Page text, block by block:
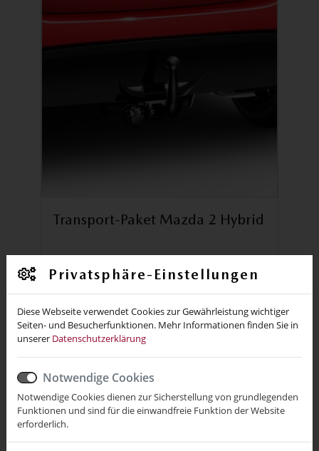
Privatsphäre-Einstellungen
Diese Webseite verwendet Cookies zur Gewährleistung wichtiger
Seiten- und Besucherfunktionen. Mehr Informationen finden Sie in
unserer Datenschutzerklärung
Notwendige Cookies
Notwendige Cookies dienen zur Sicherstellung von grundlegenden
Funktionen und sind für die einwandfreie Funktion der Website
erforderlich.
Transport-Paket Mazda 2 Hybrid
mit unserem Transport Paket haben
Sie die notwendige Zugvorrichtung.
MEHR ERFAHREN